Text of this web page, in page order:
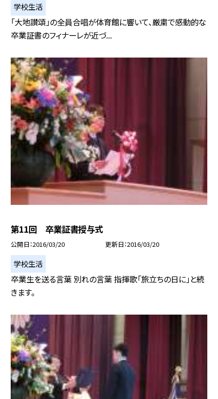
学校生活
「大地讃頌」の全員合唱が体育館に響いて、厳粛で感動的な
卒業証書のフィナーレが近づ...
第11回 卒業証書授与式
公開日 2016/03/20 更新日 2016/03/20
学校生活
卒業生を送る言葉 別れの言葉 指揮歌「旅立ちの日に」と続
きます。